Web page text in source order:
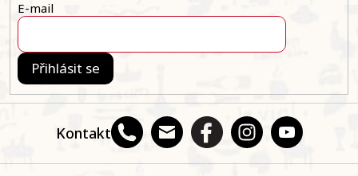
Kontakt
E-mail
Přihlásit se